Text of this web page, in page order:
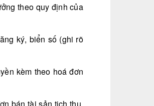
theo quy định của
ký, biển số (ghi rõ
kèm theo hoá đơn
bán tài sản tịch thu,